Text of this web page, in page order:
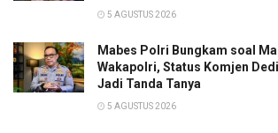
5 AGUSTUS 2026
Mabes Polri Bungkam soal
Wakapolri, Status Komjen
Jadi Tanda Tanya
5 AGUSTUS 2026